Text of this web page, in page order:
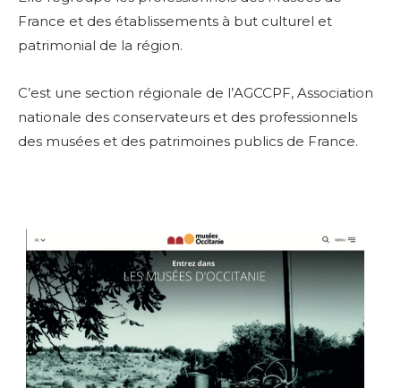
France et des établissements à but culturel et
patrimonial de la région.
C’est une section régionale de l’AGCCPF, Association
nationale des conservateurs et des professionnels
des musées et des patrimoines publics de France.